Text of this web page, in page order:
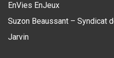
EnVies EnJeux
Suzon Beaussant – Syndicat
Jarvin